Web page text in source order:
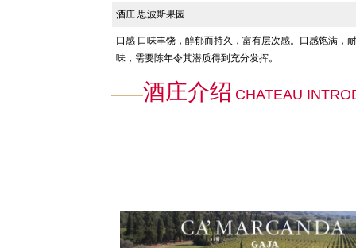
酒庄 思波斯果园
口感 口味丰饶，醇郁而持久，富有层次感。口感饱满，
味，需要陈年令其潜质得到充分发挥。
酒庄介绍 CHATEAU